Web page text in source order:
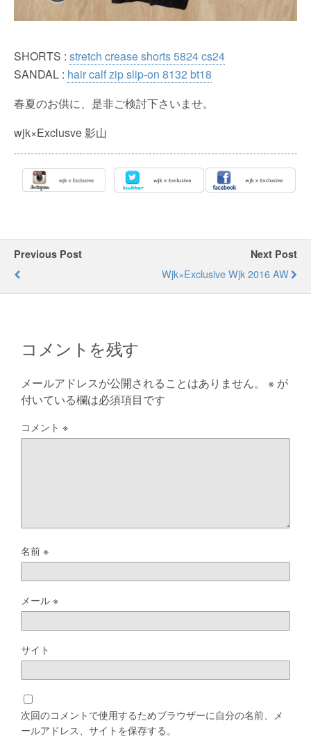
SHORTS : stretch crease shorts 5824 cs24
SANDAL : hair calf zip slip-on 8132 bt18
春夏のお供に、是非ご検討下さいませ。
wjk×Exclusve 影山
Previous Post Next Post
Wjk×Exclusive Wjk 2016 AW
コメントを残す
メールアドレスが公開されることはありません。 ※ が
付いている欄は必須項目です
コメント ※
名前※
メール※
サイト
次回のコメントで使用するためブラウザーに自分の名前、メ
ールアドレス、サイトを保存する。